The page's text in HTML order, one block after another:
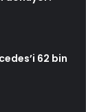
62 bin